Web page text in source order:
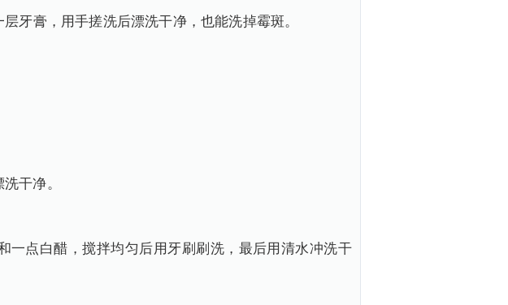
牙膏，用手搓洗后漂洗干净，也能洗掉霉斑。
干净。
一点白醋，搅拌均匀后用牙刷刷洗，最后用清水冲洗干